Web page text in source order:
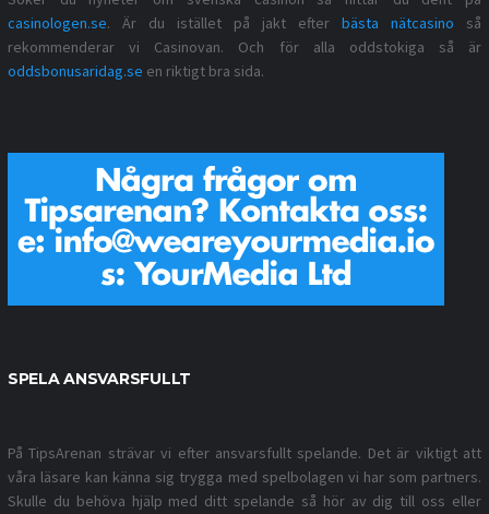
casinologen.se. Är du istället på jakt efter bästa nätcasino så
rekommenderar vi Casinovan. Och för alla oddstokiga så är
oddsbonusaridag.se en riktigt bra sida.
SPELA ANSVARSFULLT
På TipsArenan strävar vi efter ansvarsfullt spelande. Det är viktigt att
våra läsare kan känna sig trygga med spelbolagen vi har som partners.
Skulle du behöva hjälp med ditt spelande så hör av dig till oss eller